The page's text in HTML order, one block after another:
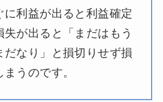
に利益が出ると利益確定
失が出ると「まだはもう
だなり」と損切りせず損
うのです。